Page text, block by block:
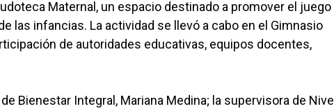
Maternal, un espacio destinado a promover el juego
las infancias. La actividad se llevó a cabo en el Gimnasio
de autoridades educativas, equipos docentes,
Bienestar Integral, Mariana Medina; la supervisora de Nivel